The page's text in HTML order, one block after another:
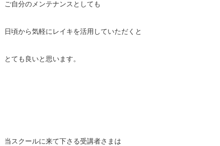
ご自分のメンテナンスとしても
日頃から気軽にレイキを活用していただくと
とても良いと思います。
当スクールに来て下さる受講者さまは